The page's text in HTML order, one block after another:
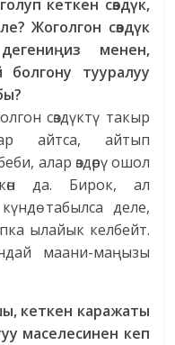
кеткен сөздүк,
Жоголгон сөздүк
менен,
тууралуу
сөздүктү такыр
айтса, айтып
алар өздөрү ошол
да. Бирок, ал
табылса деле,
ылайык келбейт.
маани-маңызы
кеткен каражаты
маселесинен кеп